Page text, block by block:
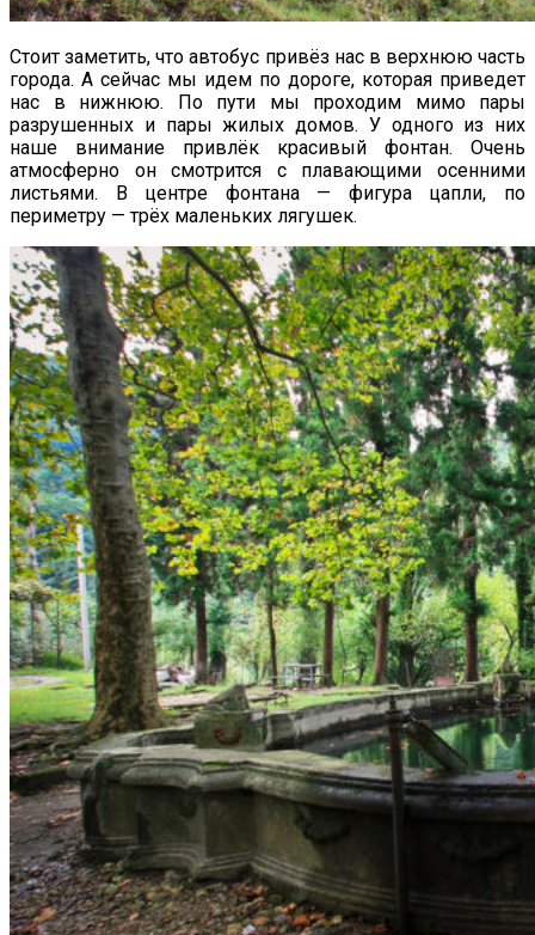
Стоит заметить, что автобус привёз нас в верхнюю часть
города. А сейчас мы идем по дороге, которая приведет
нас в нижнюю. По пути мы проходим мимо пары
разрушенных и пары жилых домов. У одного из них
наше внимание привлёк красивый фонтан. Очень
атмосферно он смотрится с плавающими осенними
листьями. В центре фонтана — фигура цапли, по
периметру — трёх маленьких лягушек.